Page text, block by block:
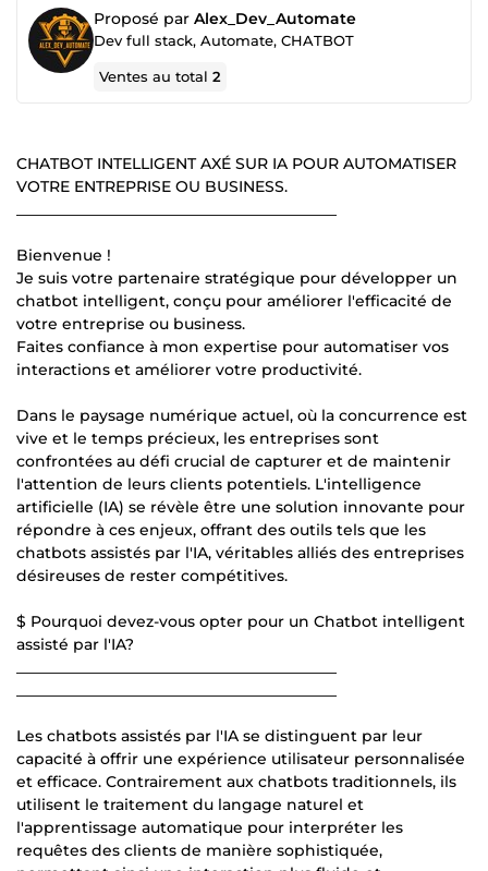
Proposé par Alex_Dev_Automate
Dev full stack, Automate, CHATBOT
Ventes au total2
CHATBOT INTELLIGENT AXÉ SUR IA POUR AUTOMATISER
VOTRE ENTREPRISE OU BUSINESS.
Bienvenue !
Je suis votre partenaire stratégique pour développer un
chatbot intelligent, conçu pour améliorer l'efficacité de
votre entreprise ou business.
Faites confiance à mon expertise pour automatiser vos
interactions et améliorer votre productivité.
Dans le paysage numérique actuel, où la concurrence est
vive et le temps précieux, les entreprises sont
confrontées au défi crucial de capturer et de maintenir
l'attention de leurs clients potentiels. L'intelligence
artificielle (IA) se révèle être une solution innovante pour
répondre à ces enjeux, offrant des outils tels que les
chatbots assistés par l'IA, véritables alliés des entreprises
désireuses de rester compétitives.
$ Pourquoi devez-vous opter pour un Chatbot intelligent
assisté par l'IA?
Les chatbots assistés par l'IA se distinguent par leur
capacité à offrir une expérience utilisateur personnalisée
et efficace. Contrairement aux chatbots traditionnels, ils
utilisent le traitement du langage naturel et
l'apprentissage automatique pour interpréter les
requêtes des clients de manière sophistiquée,